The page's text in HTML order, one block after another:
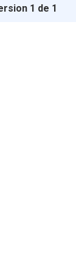
1 de 1